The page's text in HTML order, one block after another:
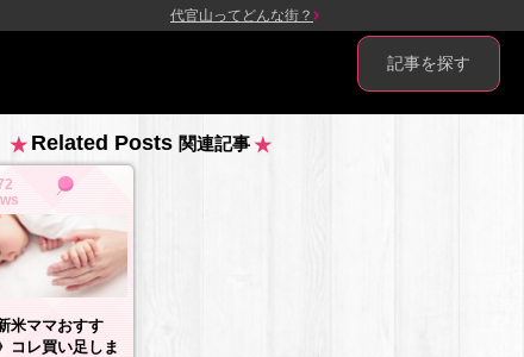
代官山ってどんな街？
Related Posts 関連記事
米ママおすす
コレ買い足しま
記事を探す